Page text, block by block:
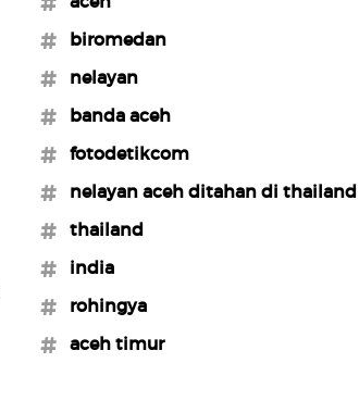
#biromedan
#nelayan
#banda aceh
#fotodetikcom
#nelayan aceh ditahan di thailand
#thailand
#india
#rohingya
#aceh timur